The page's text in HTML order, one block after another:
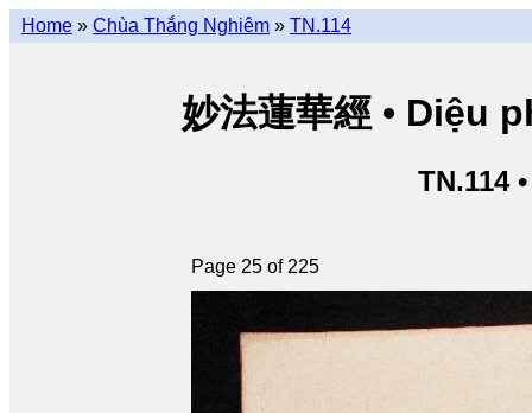
Home » Chùa Thắng Nghiêm » TN.114
妙法蓮華經 • Diệu
TN.114
Page 25 of 225